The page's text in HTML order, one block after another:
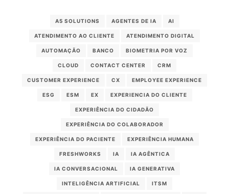
A5 SOLUTIONS AGENTES DE IA AI
ATENDIMENTO AO CLIENTE ATENDIMENTO DIGITAL
AUTOMAÇÃO BANCO BIOMETRIA POR VOZ
CLOUD CONTACT CENTER CRM
CUSTOMER EXPERIENCE CX EMPLOYEE EXPERIENCE
ESG ESM EX EXPERIENCIA DO CLIENTE
EXPERIÊNCIA DO CIDADÃO
EXPERIÊNCIA DO COLABORADOR
EXPERIÊNCIA DO PACIENTE EXPERIÊNCIA HUMANA
FRESHWORKS IA IA AGÊNTICA
IA CONVERSACIONAL IA GENERATIVA
INTELIGÊNCIA ARTIFICIAL ITSM